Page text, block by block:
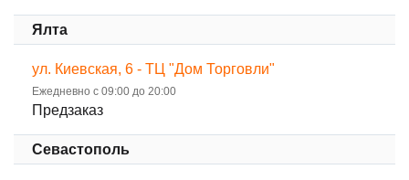
Ялта
ул. Киевская, 6 - ТЦ "Дом Торговли"
Ежедневно с 09:00 до 20:00
Предзаказ
Севастополь